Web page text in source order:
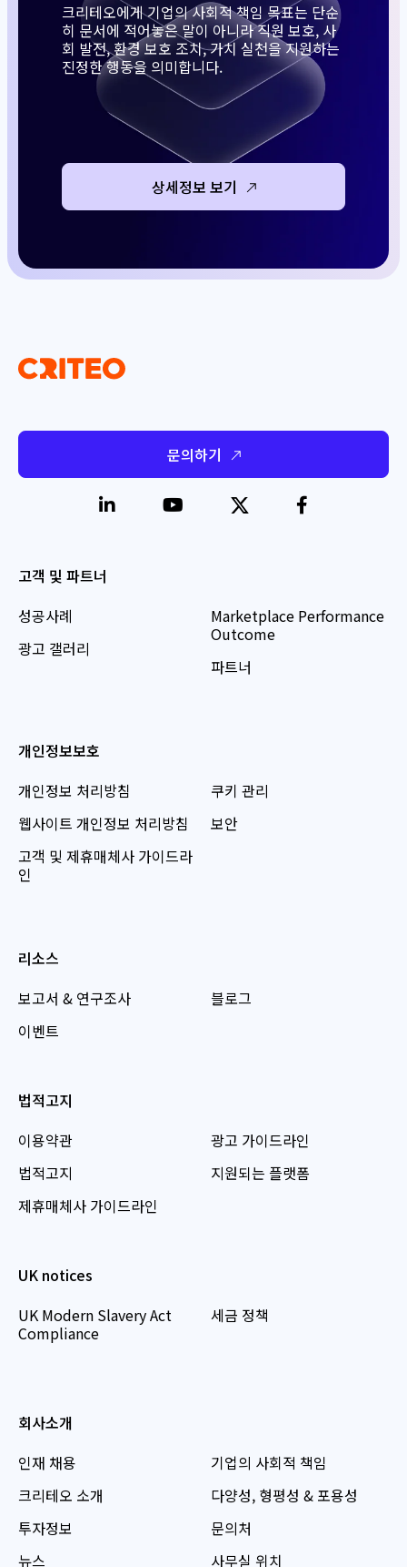
크리테오에게 기업의 사회적 책임 목표는 단순
히 문서에 적어놓은 말이 아니라 직원 보호, 사
회 발전, 환경 보호 조치, 가치 실천을 지원하는
진정한 행동을 의미합니다.
상세정보 보기
문의하기
고객 및 파트너
성공사례
광고 갤러리
Marketplace Performance
Outcome
파트너
개인정보보호
개인정보 처리방침
웹사이트 개인정보 처리방침
고객 및 제휴매체사 가이드라
인
쿠키 관리
보안
리소스
보고서 & 연구조사
이벤트
블로그
법적고지
이용약관
법적고지
제휴매체사 가이드라인
광고 가이드라인
지원되는 플랫폼
UK notices
UK Modern Slavery Act
Compliance
세금 정책
회사소개
인재 채용
크리테오 소개
투자정보
뉴스
기업의 사회적 책임
다양성, 형평성 & 포용성
문의처
사무실 위치